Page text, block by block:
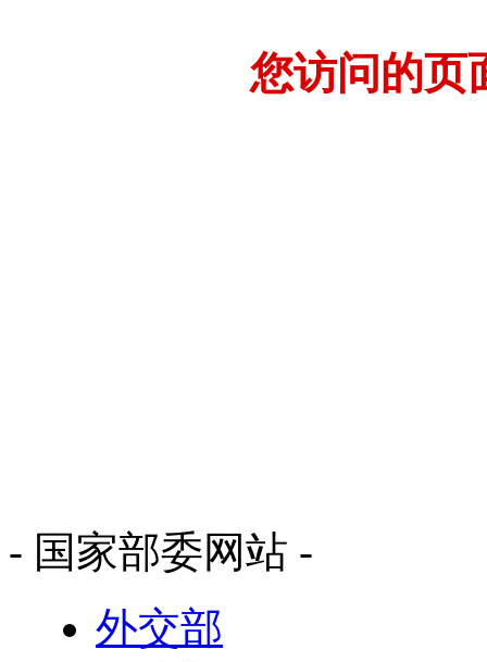
您访问的页
- 国家部委网站 -
外交部